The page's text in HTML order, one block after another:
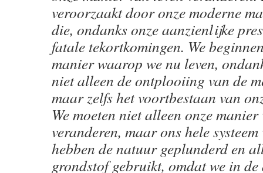
veroorzaakt door onze moderne
die, ondanks onze aanzienlijke
fatale tekortkomingen. We
manier waarop we nu leven,
niet alleen de ontplooiing van de
maar zelfs het voortbestaan van
We moeten niet alleen onze manier
veranderen, maar ons hele
hebben de natuur geplunderd en
grondstof gebruikt, omdat we in